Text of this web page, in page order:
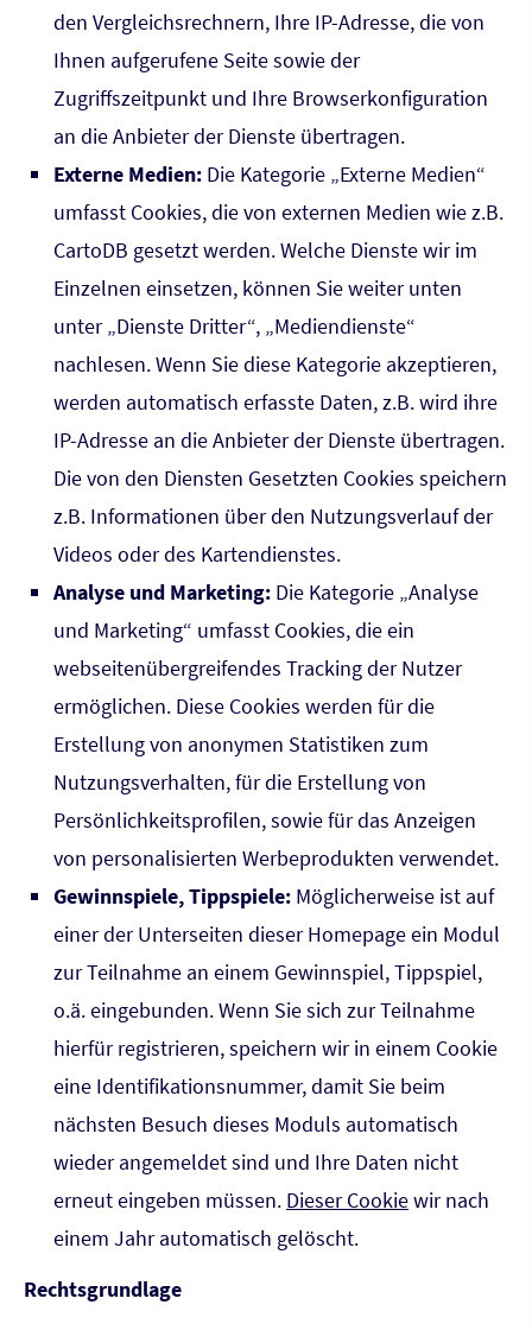
den Vergleichsrechnern, Ihre IP-Adresse, die von
Ihnen aufgerufene Seite sowie der
Zugriffszeitpunkt und Ihre Browserkonfiguration
an die Anbieter der Dienste übertragen.
Externe Medien: Die Kategorie „Externe Medien“
umfasst Cookies, die von externen Medien wie z.B.
CartoDB gesetzt werden. Welche Dienste wir im
Einzelnen einsetzen, können Sie weiter unten
unter „Dienste Dritter“, „Mediendienste“
nachlesen. Wenn Sie diese Kategorie akzeptieren,
werden automatisch erfasste Daten, z.B. wird ihre
IP-Adresse an die Anbieter der Dienste übertragen.
Die von den Diensten Gesetzten Cookies speichern
z.B. Informationen über den Nutzungsverlauf der
Videos oder des Kartendienstes.
Analyse und Marketing: Die Kategorie „Analyse
und Marketing“ umfasst Cookies, die ein
webseitenübergreifendes Tracking der Nutzer
ermöglichen. Diese Cookies werden für die
Erstellung von anonymen Statistiken zum
Nutzungsverhalten, für die Erstellung von
Persönlichkeitsprofilen, sowie für das Anzeigen
von personalisierten Werbeprodukten verwendet.
Gewinnspiele, Tippspiele: Möglicherweise ist auf
einer der Unterseiten dieser Homepage ein Modul
zur Teilnahme an einem Gewinnspiel, Tippspiel,
o.ä. eingebunden. Wenn Sie sich zur Teilnahme
hierfür registrieren, speichern wir in einem Cookie
eine Identifikationsnummer, damit Sie beim
nächsten Besuch dieses Moduls automatisch
wieder angemeldet sind und Ihre Daten nicht
erneut eingeben müssen. Dieser Cookiewir nach
einem Jahr automatisch gelöscht.
Rechtsgrundlage